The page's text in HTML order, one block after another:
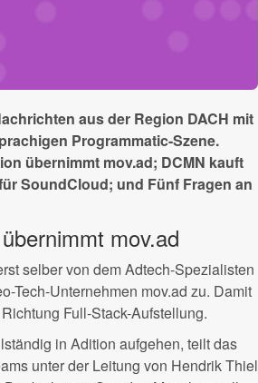
aus der Region DACH mit
Programmatic-Szene.
übernimmt mov.ad; DCMN kauft
SoundCloud; und Fünf Fragen an
mov.ad
selber von dem Adtech-Spezialisten
Tech-Unternehmen mov.ad zu. Damit
Full-Stack-Aufstellung.
in Adition aufgehen, teilt das
unter der Leitung von Hendrik Thiel